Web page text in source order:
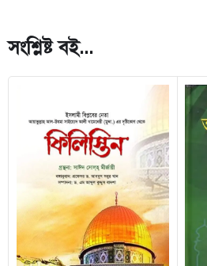
সংশ্লিষ্ট বই...